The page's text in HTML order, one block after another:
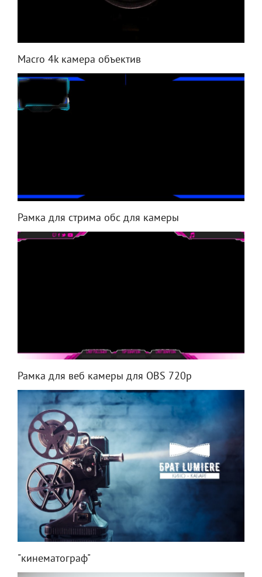
Macro 4k камера объектив
Рамка для стрима обс для камеры
Рамка для веб камеры для OBS 720p
"кинематограф"